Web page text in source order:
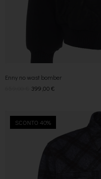
Enny no wast bomber
399,00€
SCONTO 40%